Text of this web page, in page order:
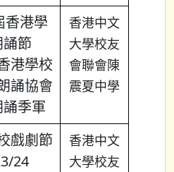
香港學
節
港學校
誦協會
季軍
香港中文
大學校友
會聯會陳
震夏中學
戲劇節
24
香港中文
大學校友